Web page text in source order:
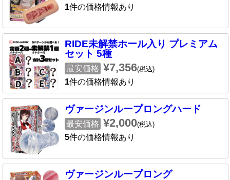
1件の価格情報あり
RIDE未解禁ホール入り プレミアム
セット 5種
最安価格 ¥7,356(税込)
1件の価格情報あり
ヴァージンループロングハード
最安価格 ¥2,000(税込)
5件の価格情報あり
ヴァージンループロング